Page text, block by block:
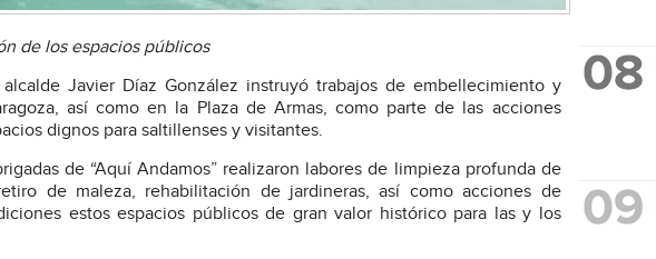
de los espacios públicos
Javier Díaz González instruyó trabajos de embellecimiento y
así como en la Plaza de Armas, como parte de las acciones
dignos para saltillenses y visitantes.
de “Aquí Andamos” realizaron labores de limpieza profunda de
de maleza, rehabilitación de jardineras, así como acciones de
estos espacios públicos de gran valor histórico para las y los